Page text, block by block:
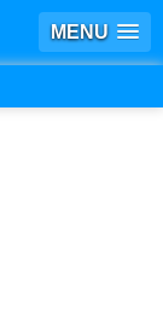
MENU